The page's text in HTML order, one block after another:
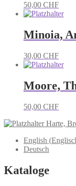
50,00 CHF
Minoia,
30,00 CHF
Moore,
50,00 CHF
Harte,
English (
Deutsch
Kataloge